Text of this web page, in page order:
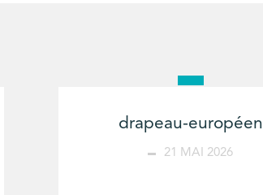
drapeau-européen
21 MAI 2026